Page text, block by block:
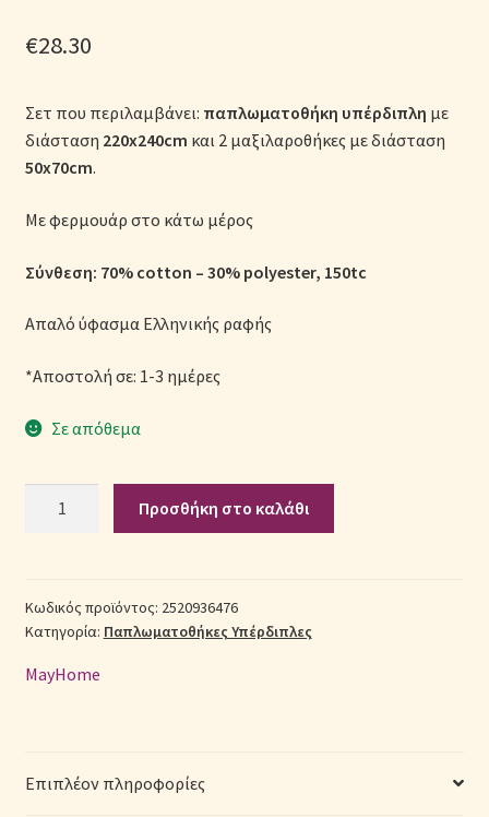
Όροι Χρήσης
Πικέ Κουβέρτες
Πληρωμές
Πολιτική cookie
Σεντόνια Σετ
Σύνδεση
€28.30
Σετ που περιλαμβάνει: παπλωματοθήκη υπέρδιπλη με
διάσταση 220x240cm και 2 μαξιλαροθήκες με διάσταση
50x70cm.
Με φερμουάρ στο κάτω μέρος
Σύνθεση: 70% cotton – 30% polyester, 150tc
Απαλό ύφασμα Ελληνικής ραφής
*Αποστολή σε: 1-3 ημέρες
Σε απόθεμα
Παπλωματοθήκη
(Π:
220cm
Μ:
Γεωμετρικό
Προσθήκη στο καλάθι
Κωδικός προϊόντος: 2520936476
Κατηγορία: Παπλωματοθήκες Υπέρδιπλες
MayHome
Επιπλέον πληροφορίες